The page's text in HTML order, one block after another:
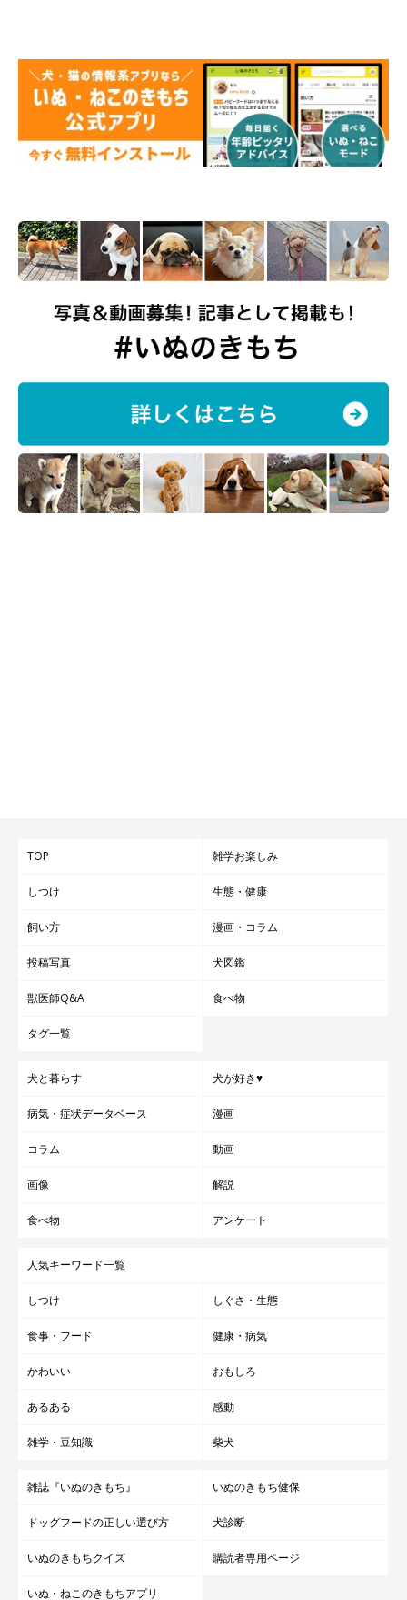
ラクター。DOG IN TOTAL主宰 戸田美由紀先生
参考／『いぬのきもち』2022年４月号「数字でわかる！ 愛犬
のお世話」特集、2022年8月号「愛犬にピッタリ♪なGOODS」
撮影／尾﨑たまき
TOP 雑学お楽しみ
しつけ 生態・健康
飼い方 漫画・コラム
投稿写真 犬図鑑
獣医師Q&A 食べ物
タグ一覧
犬と暮らす 犬が好き♥
病気・症状データベース 漫画
コラム 動画
画像 解説
食べ物 アンケート
人気キーワード一覧
しつけ しぐさ・生態
食事・フード 健康・病気
かわいい おもしろ
あるある 感動
雑学・豆知識 柴犬
雑誌『いぬのきもち』 いぬのきもち健保
ドッグフードの正しい選び方 犬診断
いぬのきもちクイズ 購読者専用ページ
いぬ・ねこのきもちアプリ